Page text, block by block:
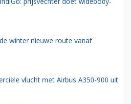
winter nieuwe route vanaf
vlucht met Airbus A350-900 uit